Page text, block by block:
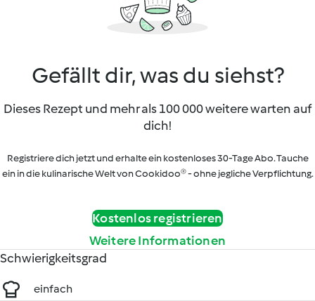
Gefällt dir, was du siehst?
Dieses Rezept und mehr als 100 000 weitere warten auf
dich!
Registriere dich jetzt und erhalte ein kostenloses 30-Tage Abo. Tauche
ein in die kulinarische Welt von Cookidoo® - ohne jegliche Verpflichtung.
Kostenlos registrieren
Weitere Informationen
Schwierigkeitsgrad
einfach